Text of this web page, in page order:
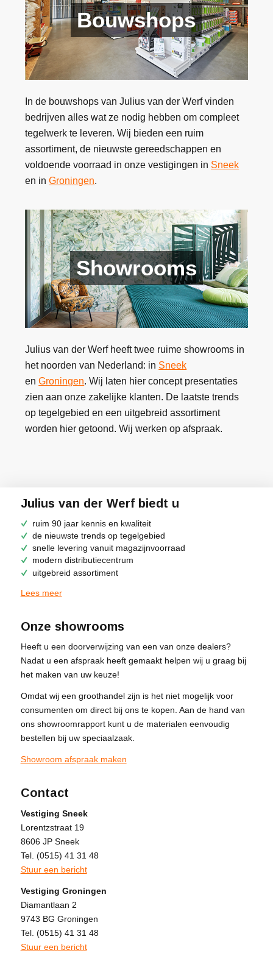
Bouwshops
In de bouwshops van Julius van der Werf vinden
bedrijven alles wat ze nodig hebben om compleet
tegelwerk te leveren. Wij bieden een ruim
assortiment, de nieuwste gereedschappen en
voldoende voorraad in onze vestigingen in Sneek
en inGroningen.
Showrooms
Julius van der Werf heeft twee ruime showrooms in
het noorden van Nederland: in Sneek
enGroningen. Wij laten hier concept presentaties
zien aan onze zakelijke klanten. De laatste trends
op tegelgebied en een uitgebreid assortiment
worden hier getoond. Wij werken op afspraak.
Julius van der Werf biedt u
ruim 90 jaar kennis en kwaliteit
de nieuwste trends op tegelgebied
snelle levering vanuit magazijnvoorraad
modern distributiecentrum
uitgebreid assortiment
Lees meer
Onze showrooms
Heeft u een doorverwijzing van een van onze dealers?
Nadat u een afspraak heeft gemaakt helpen wij u graag bij
het maken van uw keuze!
Omdat wij een groothandel zijn is het niet mogelijk voor
consumenten om direct bij ons te kopen. Aan de hand van
ons showroomrapport kunt u de materialen eenvoudig
bestellen bij uw speciaalzaak.
Showroom afspraak maken
Contact
Vestiging Sneek
Lorentzstraat 19
8606 JP Sneek
Tel. (0515) 41 31 48
Stuur een bericht
Vestiging Groningen
Diamantlaan 2
9743 BG Groningen
Tel. (0515) 41 31 48
Stuur een bericht